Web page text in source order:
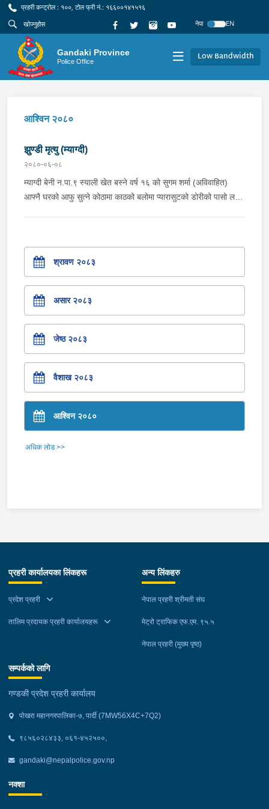
प्रहरी कन्ट्रोल : १००, टोल फ्री नं.: १६६००१४१५१६
नेपा
EN
Gandaki Province
Police Office Low Bandwidth
आश्विन २०८०
झुण्डी मृत्यु (म्याग्दी)
२०८०-०६-०८
म्याग्दी बेनी न.पा.९ स्याली खेत बस्ने वर्ष १६ को सुगम शर्मा (अविवाहित)
आफ्नै घरको आफु सुत्ने कोठामा काठको बलोमा प्यारासुटको डोरीको पासो लगाई
श्रावण २०८३
असार २०८३
जेष्ठ २०८३
वैशाख २०८३
आश्विन २०८०
अधिक लोड >>
प्रहरी कार्यालयका लिंकहरू
प्रदेश प्रहरी
तालिम प्रदायक प्रहरी कार्यालयहरू
अन्य लिंकहरु
नेपाल प्रहरी श्रीमती संघ
मेट्रो ट्राफिक एफ.एम. ९५.५
नेपाल प्रहरी (मुख्य पृष्ठ)
सम्पर्कको लागि
गण्डकी प्रदेश प्रहरी कार्यालय
पोखरा महानगरपालिका-७, पार्दी (7MW56X4C+7Q2)
९८५६०२८४३३, ०६१-४५२५००,
gandaki@nepalpolice.gov.np
नक्शा